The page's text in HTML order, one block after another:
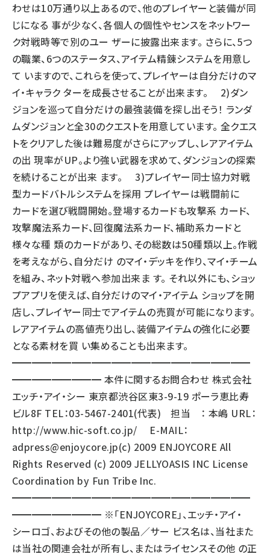
わせは10万通り以上あるので、他のプレイヤーと装備が同
じになる 事が少なく、各個人の個性やセンスをネットワー
ク対戦時等で別のユー ザーに披露出来ます。 さらに、5つ
の職業、6つのステータス、アイテム精錬システムを用意し
て いますので、これらを使って、プレイヤーは自分だけのマ
イ・キャラク ターを成長させることが出来ます。 2)ダン
ジョンを巡って自分だけの最強装備を探し出そう！ ランダ
ムダンジョンと全30のクエストを用意しています。 全クエス
トをクリアした後は難易度がさらにアップし、レアアイテム
の出 現率がUP。より強い武器を求めて、ダンジョンの探索
を続けることが出来 ます。 3)プレイヤー同士協力対戦
型カードバトルシステムを採用 プレイヤーは戦闘前に
カードを選び戦闘開始。登場するカードも攻撃系 カード、
攻撃魔法系カード、回復魔法系カード、補助系カードと
様々な種 類のカードがあり、その総数は50種類以上。作戦
を考えながら、自分だけ のマイ・デッキを作り、マイ・チーム
を組み、ネット対戦へ参加出来ま す。 それ以外にも、ショッ
プアプリを使えば、自分だけのマイ・アイテム ショップを開
店し、プレイヤー同士でアイテムの売買が可能になります。
レアアイテムの高値売り出し、装備アイテムの強化に必要
となる素材を買 い集めることも出来ます。
━━━━━━━━━━━━━━━━━━━━━━━━
━━━━━━━━━ 本件に関するお問合わせ 株式会社
エッチ・アイ・シー 東京都渋谷区東3-9-19 ポーラ恵比寿
ビル8F TEL：03-5467-2401(代表) 担当 ： 本嶋 URL：
http://www.hic-soft.co.jp/ E-MAIL：
adpress@enjoycore.jp(c) 2009 ENJOYCORE All
Rights Reserved (c) 2009 JELLYOASIS INC License
Coordination by Fun Tribe Inc.
━━━━━━━━━━━━━━━━━━━━━━━━
━━━━━━━━━ ※「ENJOYCORE」、エッチ・アイ・
シーロゴ、およびその他の製品／サー ビス名は、当社また
は当社の関連会社が所有し、またはライセンスその他 の正